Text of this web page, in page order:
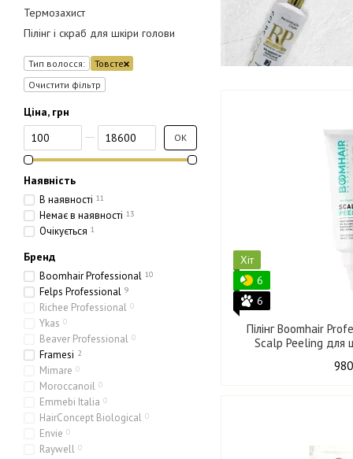
Хіт
6
6
Пілінг Boomhair
Scalp Peeling для
Термозахист
Пілінг і скраб для шкіри голови
Тип волосся:
Товсте
Очистити фільтр
Ціна, грн
Від Ціна, грн
До Ціна, грн ОК
Наявність
В наявності 11
Немає в наявності 13
Очікується 1
Бренд
Boomhair Professional 10
Felps Professional 9
Richee Professional 0
Ykas 0
Beaver Professional 0
Framesi 2
Mimare 0
Moroccanoil 0
Emmebi Italia 0
HairConcept Biological 0
Envie 0
Raywell 0